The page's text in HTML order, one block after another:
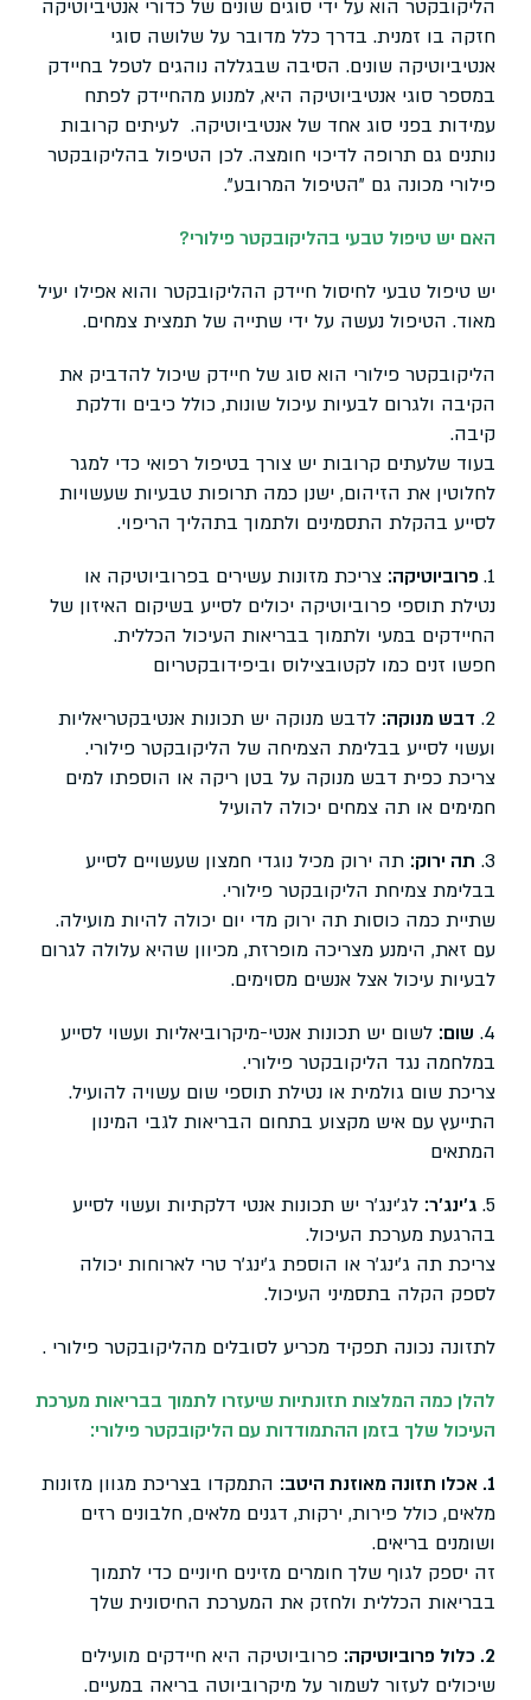
הליקובקטר הוא על ידי סוגים שונים של כדורי אנטיביוטיקה
חזקה בו זמנית. בדרך כלל מדובר על שלושה סוגי
אנטיביוטיקה שונים. הסיבה שבגללה נוהגים לטפל בחיידק
במספר סוגי אנטיביוטיקה היא, למנוע מהחיידק לפתח
עמידות בפני סוג אחד של אנטיביוטיקה. לעיתים קרובות
נותנים גם תרופה לדיכוי חומצה. לכן הטיפול בהליקובקטר
פילורי מכונה גם "הטיפול המרובע".
האם יש טיפול טבעי בהליקובקטר פילורי?
יש טיפול טבעי לחיסול חיידק ההליקובקטר והוא אפילו יעיל
מאוד. הטיפול נעשה על ידי שתייה של תמצית צמחים.
הליקובקטר פילורי הוא סוג של חיידק שיכול להדביק את
הקיבה ולגרום לבעיות עיכול שונות, כולל כיבים ודלקת
קיבה.
בעוד שלעתים קרובות יש צורך בטיפול רפואי כדי למגר
לחלוטין את הזיהום, ישנן כמה תרופות טבעיות שעשויות
לסייע בהקלת התסמינים ולתמוך בתהליך הריפוי.
1. פרוביוטיקה: צריכת מזונות עשירים בפרוביוטיקה או
נטילת תוספי פרוביוטיקה יכולים לסייע בשיקום האיזון של
החיידקים במעי ולתמוך בבריאות העיכול הכללית.
חפשו זנים כמו לקטובצילוס וביפידובקטריום
2. דבש מנוקה: לדבש מנוקה יש תכונות אנטיבקטריאליות
ועשוי לסייע בבלימת הצמיחה של הליקובקטר פילורי.
צריכת כפית דבש מנוקה על בטן ריקה או הוספתו למים
חמימים או תה צמחים יכולה להועיל
3. תה ירוק: תה ירוק מכיל נוגדי חמצון שעשויים לסייע
בבלימת צמיחת הליקובקטר פילורי.
שתיית כמה כוסות תה ירוק מדי יום יכולה להיות מועילה.
עם זאת, הימנע מצריכה מופרזת, מכיוון שהיא עלולה לגרום
לבעיות עיכול אצל אנשים מסוימים.
4. שום: לשום יש תכונות אנטי-מיקרוביאליות ועשוי לסייע
במלחמה נגד הליקובקטר פילורי.
צריכת שום גולמית או נטילת תוספי שום עשויה להועיל.
התייעץ עם איש מקצוע בתחום הבריאות לגבי המינון
המתאים
5. ג'ינג'ר: לג'ינג'ר יש תכונות אנטי דלקתיות ועשוי לסייע
בהרגעת מערכת העיכול.
צריכת תה ג'ינג'ר או הוספת ג'ינג'ר טרי לארוחות יכולה
לספק הקלה בתסמיני העיכול.
לתזונה נכונה תפקיד מכריע לסובלים מהליקובקטר פילורי .
להלן כמה המלצות תזונתיות שיעזרו לתמוך בבריאות מערכת
העיכול שלך בזמן ההתמודדות עם הליקובקטר פילורי:
1. אכלו תזונה מאוזנת היטב:
התמקדו בצריכת מגוון מזונות
מלאים, כולל פירות, ירקות, דגנים מלאים, חלבונים רזים
ושומנים בריאים.
זה יספק לגוף שלך חומרים מזינים חיוניים כדי לתמוך
בבריאות הכללית ולחזק את המערכת החיסונית שלך
2. כלול פרוביוטיקה:
פרוביוטיקה היא חיידקים מועילים
שיכולים לעזור לשמור על מיקרוביוטה בריאה במעיים.